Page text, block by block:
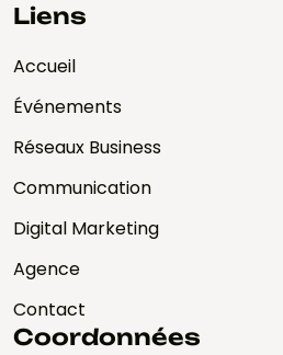
Liens
Accueil
Événements
Réseaux Business
Communication
Digital Marketing
Agence
Contact
Coordonnées